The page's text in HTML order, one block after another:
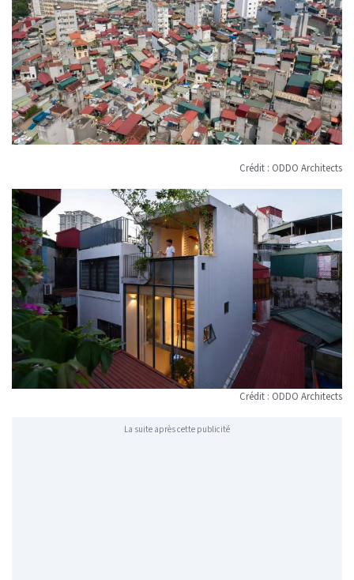
Crédit : ODDO Architects
Crédit : ODDO Architects
La suite après cette publicité